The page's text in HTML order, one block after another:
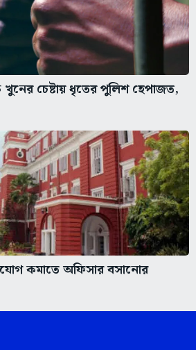
চেষ্টায় ধৃতের পুলিশ হেপাজত,
কমাতে অফিসার বসানোর